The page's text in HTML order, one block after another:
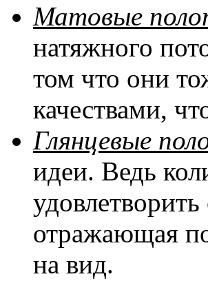
Матовые
натяжного
том что они
качествами,
Глянцевые
идеи. Ведь
отражающая
на вид.